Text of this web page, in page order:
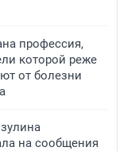
профессия,
которой реже
от болезни
на сообщения